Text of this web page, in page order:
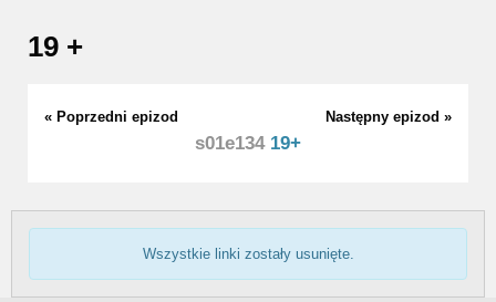
19 +
« Poprzedni epizod Następny epizod »
s01e13419+
Wszystkie linki zostały usunięte.